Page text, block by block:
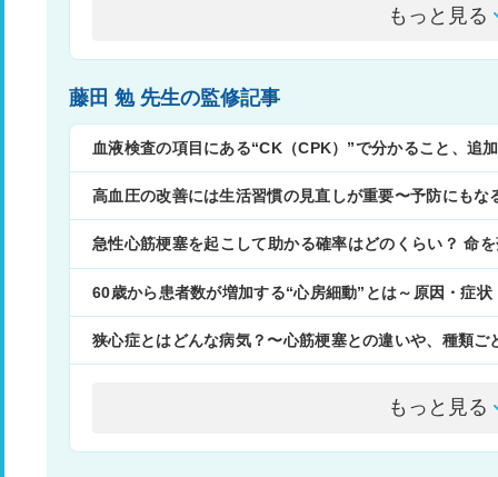
もっと見る
藤田 勉 先生の監修記事
血液検査の項目にある“CK（CPK）”で分かること、追
高血圧の改善には生活習慣の見直しが重要〜予防にもな
急性心筋梗塞を起こして助かる確率はどのくらい？ 命
60歳から患者数が増加する“心房細動”とは～原因・症
狭心症とはどんな病気？〜心筋梗塞との違いや、種類ご
もっと見る